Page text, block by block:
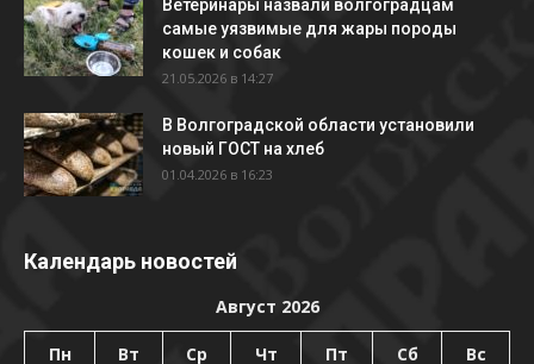
Ветеринары назвали волгоградцам
самые уязвимые для жары породы
кошек и собак
21.05.2026 в 14:27
В Волгоградской области установили
новый ГОСТ на хлеб
01.04.2026 в 16:23
Календарь новостей
Август 2026
Пн Вт Ср Чт Пт Сб Вс